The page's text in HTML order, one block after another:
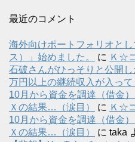
最近のコメント
海外向けポートフォリオと
ス）」始めました。
に Ｋ☆
石破さんがひっそりと公開
万円以上の継続収入が入っ
10月から資金を調達（借金
Ｘの結果…（涙目）
に Ｋ☆
10月から資金を調達（借金
Ｘの結果…（涙目）
に taka